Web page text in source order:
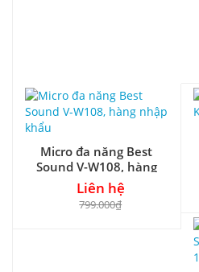
Micro đa năng Best
Sound V-W108, hàng
nhập khẩu
Liên hệ
799.000₫